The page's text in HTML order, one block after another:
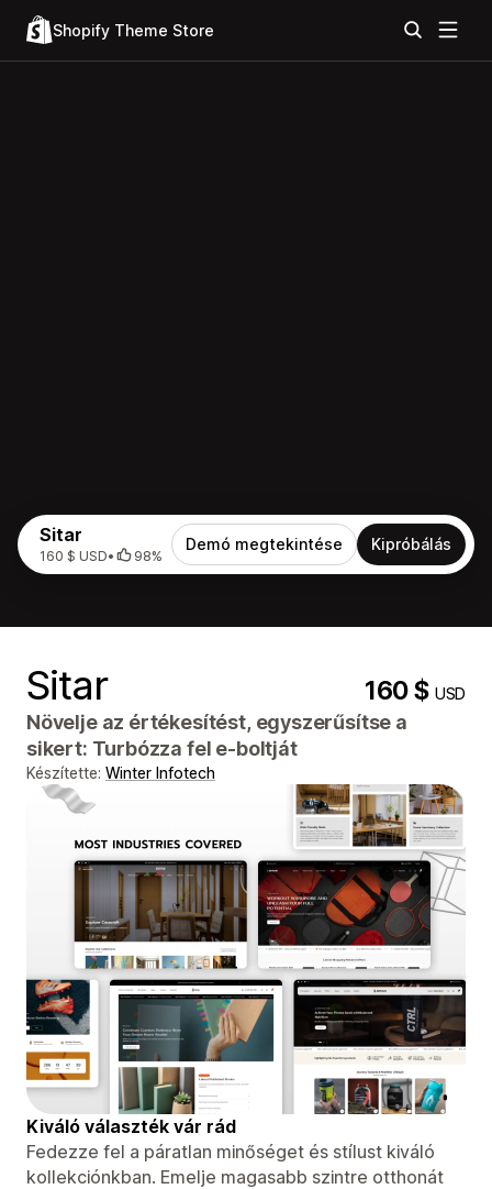
Shopify Theme Store
Sitar
160 $ USD• 98%
Demó megtekintése Kipróbálás
Sitar 160 $USD
Növelje az értékesítést, egyszerűsítse a
sikert: Turbózza fel e-boltját
Készítette: Winter Infotech
Kiváló választék vár rád
Fedezze fel a páratlan minőséget és stílust kiváló
kollekciónkban. Emelje magasabb szintre otthonát